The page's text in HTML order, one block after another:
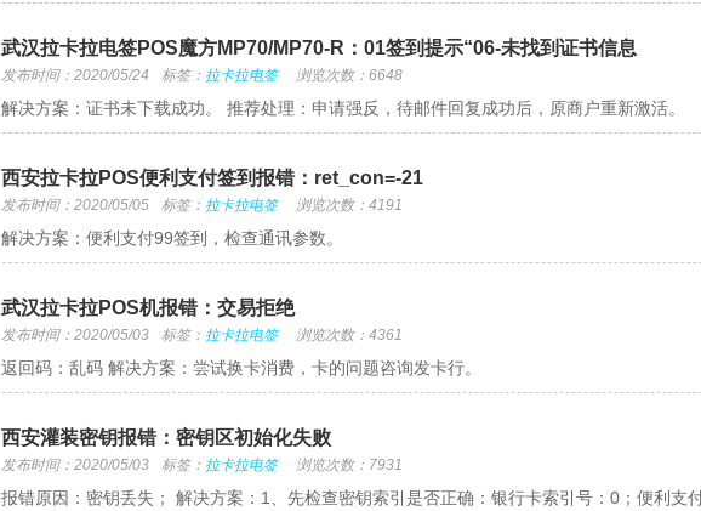
武汉拉卡拉电签POS魔方MP70/MP70-R：01签到提示“06-未找到证书信息
发布时间：2020/05/24 标签： 拉卡拉电签 浏览次数：6648
解决方案：证书未下载成功。 推荐处理：申请强反，待邮件回复成功后，原商户重新激活。
西安拉卡拉POS便利支付签到报错：ret_con=-21
发布时间：2020/05/05 标签： 拉卡拉电签 浏览次数：4191
解决方案：便利支付99签到，检查通讯参数。
武汉拉卡拉POS机报错：交易拒绝
发布时间：2020/05/03 标签： 拉卡拉电签 浏览次数：4361
返回码：乱码 解决方案：尝试换卡消费，卡的问题咨询发卡行。
西安灌装密钥报错：密钥区初始化失败
发布时间：2020/05/03 标签： 拉卡拉电签 浏览次数：7931
报错原因：密钥丢失； 解决方案：1、先检查密钥索引是否正确：银行卡索引号：0；便利支